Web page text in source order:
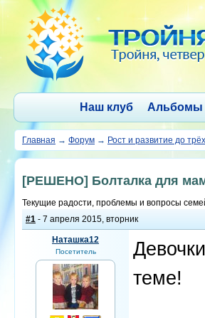
Наш клуб Альбомы
Главная → Форум → Рост и развитие до
[РЕШЕНО] Болталка для
Текущие радости, проблемы и вопросы
#1 - 7 апреля 2015, вторник
Наташка12
Посетитель
теме!